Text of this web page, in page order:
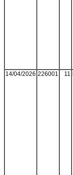
14/04/2026 226001 11